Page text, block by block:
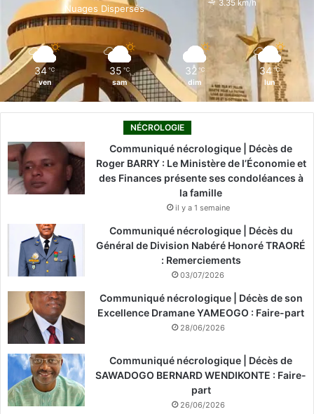
k
n
Nuages Dispersés
3.35 km/h
34 ℃
ven
35 ℃
sam
32 ℃
dim
34 ℃
lun
NÉCROLOGIE
Communiqué nécrologique | Décès de
Roger BARRY : Le Ministère de l’Économie et
des Finances présente ses condoléances à
la famille
il y a 1 semaine
Communiqué nécrologique | Décès du
Général de Division Nabéré Honoré TRAORÉ
: Remerciements
03/07/2026
Communiqué nécrologique | Décès de son
Excellence Dramane YAMEOGO : Faire-part
28/06/2026
Communiqué nécrologique | Décès de
SAWADOGO BERNARD WENDIKONTE : Faire-
part
26/06/2026